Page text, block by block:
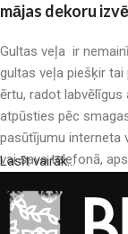
mājas dekoru
Gultas veļa ir
gultas veļa piešķir
ērtu, radot
atpūsties pēc
pasūtījumu interneta
vai sava telefonā,
veļas katalogs:
veļas.
Lasīt vairāk...